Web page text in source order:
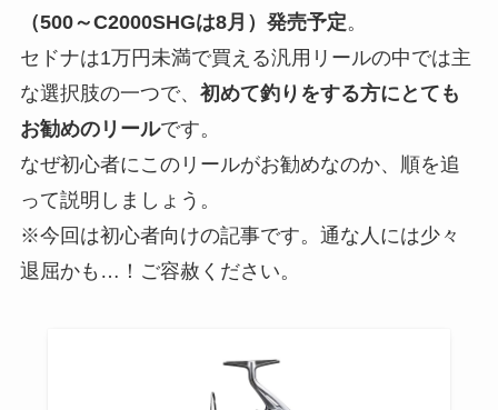
（500～C2000SHGは8月）発売予定。
セドナは1万円未満で買える汎用リールの中では主
な選択肢の一つで、 初めて釣りをする方にとても
お勧めのリールです。
なぜ初心者にこのリールがお勧めなのか、順を追
って説明しましょう。
※今回は初心者向けの記事です。通な人には少々
退屈かも…！ご容赦ください。